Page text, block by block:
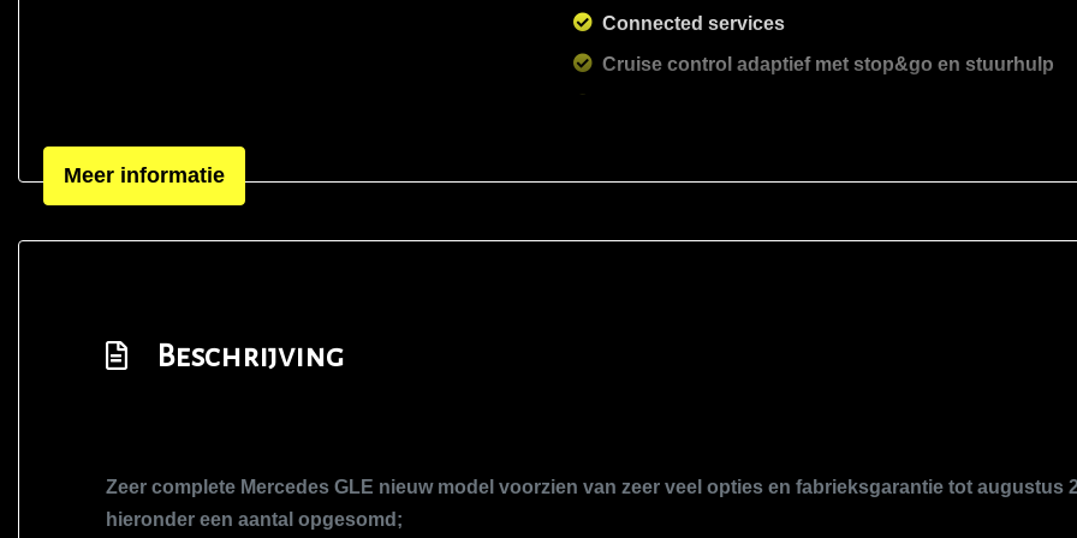
Connected services
Cruise control adaptief met stop&go en stuurhulp
Draadloze telefoonlader
Meer informatie
Beschrijving
Zeer complete Mercedes GLE nieuw model voorzien van zeer veel opties en fabrieksgarantie tot augustus
hieronder een aantal opgesomd;